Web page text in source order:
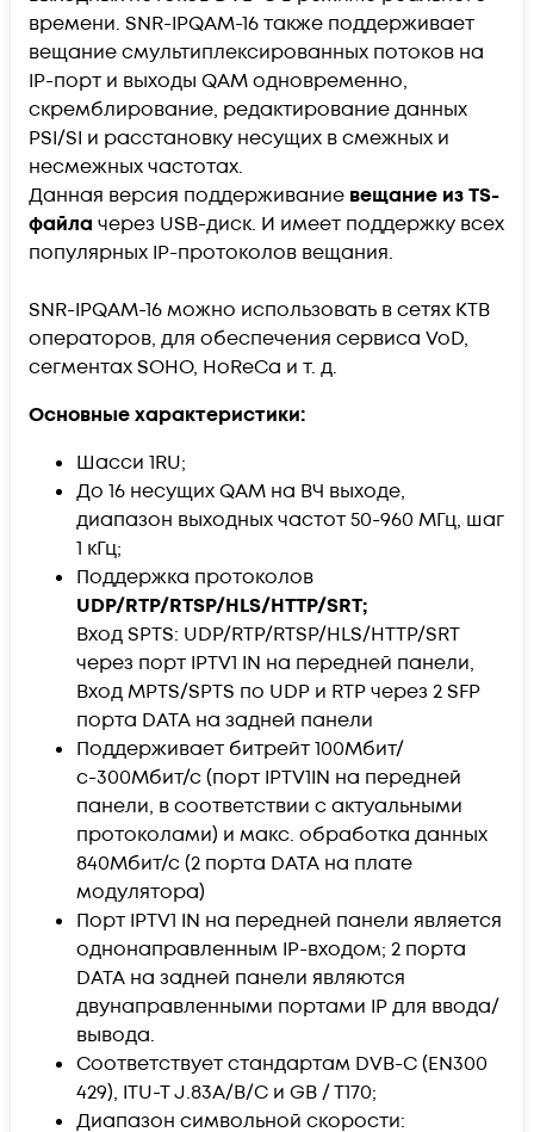
времени. SNR-IPQAM-16 также поддерживает
вещание смультиплексированных потоков на
IP-порт и выходы QAM одновременно,
скремблирование, редактирование данных
PSI/SI и расстановку несущих в смежных и
несмежных частотах.
Данная версия поддерживание вещание из TS-
файла через USB-диск. И имеет поддержку всех
популярных IP-протоколов вещания.
SNR-IPQAM-16 можно использовать в сетях КТВ
операторов, для обеспечения сервиса VoD,
сегментах SOHO, HoReCa и т. д.
Основные характеристики:
Шасси 1RU;
До 16 несущих QAM на ВЧ выходе,
диапазон выходных частот 50-960 МГц, шаг
1 кГц;
Поддержка протоколов
UDP/RTP/RTSP/HLS/HTTP/SRT;
Вход SPTS: UDP/RTP/RTSP/HLS/HTTP/SRT
через порт IPTV1 IN на передней панели,
Вход MPTS/SPTS по UDP и RTP через 2 SFP
порта DATA на задней панели
Поддерживает битрейт 100Мбит/
с-300Мбит/с (порт IPTV1IN на передней
панели, в соответствии с актуальными
протоколами) и макс. обработка данных
840Мбит/с (2 порта DATA на плате
модулятора)
Порт IPTV1 IN на передней панели является
однонаправленным IP-входом; 2 порта
DATA на задней панели являются
двунаправленными портами IP для ввода/
вывода.
Соответствует стандартам DVB-C (EN300
429), ITU-T J.83A/B/C и GB / T170;
Диапазон символьной скорости: